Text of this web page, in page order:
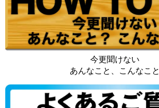
今更聞けない
あんなこと、こんなこと